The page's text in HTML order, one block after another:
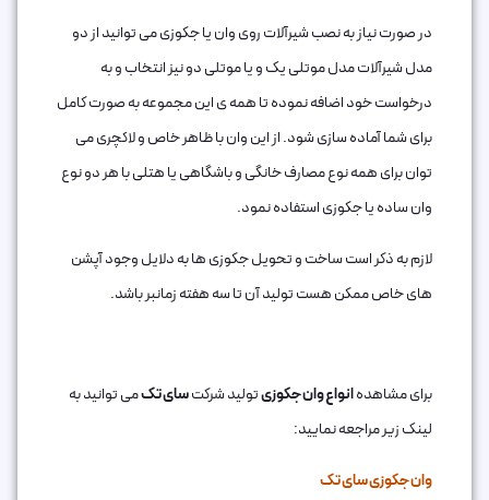
در صورت نیاز به نصب شیرآلات روی وان یا جکوزی می توانید از دو
مدل شیرآلات مدل موتلی یک و یا موتلی دو نیز انتخاب و به
درخواست خود اضافه نموده تا همه ی این مجموعه به صورت کامل
برای شما آماده سازی شود. از این وان با ظاهر خاص و لاکچری می
توان برای همه نوع مصارف خانگی و باشگاهی یا هتلی با هر دو نوع
وان ساده یا جکوزی استفاده نمود.
لازم به ذکر است ساخت و تحویل جکوزی ها به دلایل وجود آپشن
های خاص ممکن هست تولید آن تا سه هفته زمانبر باشد.
برای مشاهدهانواع وان جکوزیتولید شرکتسای تکمی توانید به
لینک زیر مراجعه نمایید:
وان جکوزی سای تک